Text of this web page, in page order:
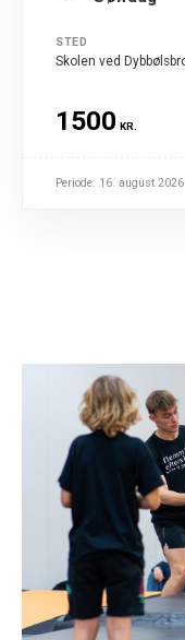
STED
Skolen ved
1500 KR.
Periode: 16. august